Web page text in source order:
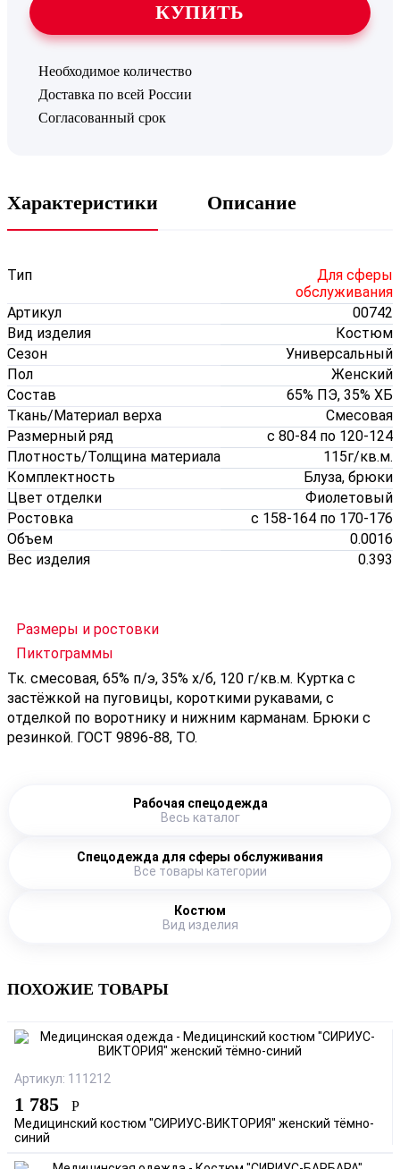
КУПИТЬ
Необходимое количество
Доставка по всей России
Согласованный срок
Характеристики Описание
Тип
Для сферы
обслуживания
Артикул
00742
Вид изделия
Костюм
Сезон
Универсальный
Пол
Женский
Состав
65% ПЭ, 35% ХБ
Ткань/Материал верха
Смесовая
Размерный ряд
с 80-84 по 120-124
Плотность/Толщина материала
115г/кв.м.
Комплектность
Блуза, брюки
Цвет отделки
Фиолетовый
Ростовка
с 158-164 по 170-176
Объем
0.0016
Вес изделия
0.393
Размеры и ростовки
Пиктограммы
Тк. смесовая, 65% п/э, 35% х/б, 120 г/кв.м. Куртка с
застёжкой на пуговицы, короткими рукавами, с
отделкой по воротнику и нижним карманам. Брюки с
резинкой. ГОСТ 9896-88, ТО.
Рабочая спецодежда
Весь каталог
Спецодежда для сферы обслуживания
Все товары категории
Костюм
Вид изделия
ПОХОЖИЕ ТОВАРЫ
Артикул: 111212
1 785 Р
Медицинский костюм "СИРИУС-ВИКТОРИЯ" женский тёмно-
синий